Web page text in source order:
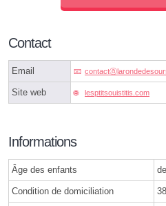
Contact
Email
Site web lesptitsouistitis.com
Informations
Âge des enfants
Condition de domiciliation